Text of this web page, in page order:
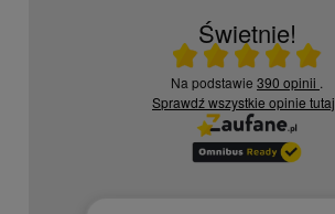
Świetnie!
Ocena średnia 5 na 5
Na podstawie 390 opinii .
Sprawdź wszystkie opinie tutaj